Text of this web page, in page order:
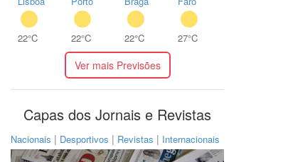
22°C 22°C 22°C 27°C
Ver mais Previsões
Capas dos Jornais e Revistas
Nacionais | Desportivos | Revistas | Internacionais